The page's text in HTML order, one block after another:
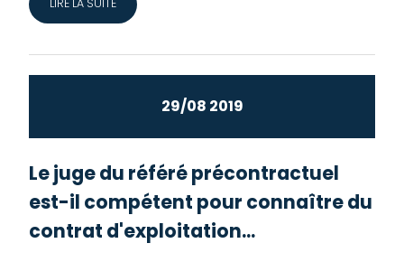
LIRE LA SUITE
29/08 2019
Le juge du référé précontractuel
est-il compétent pour connaître du
contrat d'exploitation...